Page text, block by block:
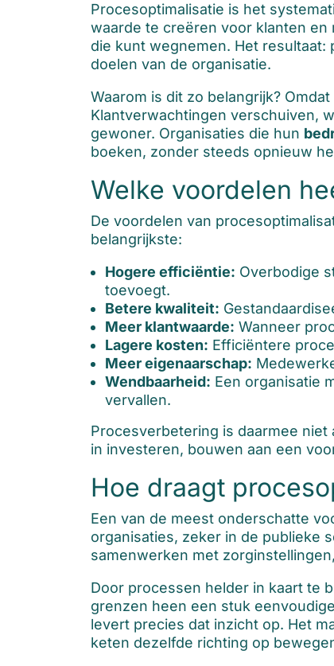
Procesoptimalisatie is het
waarde te creëren voor klanten
die kunt wegnemen. Het
doelen van de organisatie.
Waarom is dit zo belangrijk?
Klantverwachtingen verschuiven,
gewoner. Organisaties die hun
boeken, zonder steeds opnieuw
Welke voordelen
De voordelen van
belangrijkste:
Hogere efficiëntie: Overbodige
toevoegt.
Betere kwaliteit:
Meer klantwaarde: Wanneer
Lagere kosten: Efficiëntere
Meer eigenaarschap:
Wendbaarheid: Een organisatie
vervallen.
Procesverbetering is daarmee
in investeren, bouwen aan een
Hoe draagt
Een van de meest onderschatte
organisaties, zeker in de publieke
samenwerken met
Door processen helder in kaart te
grenzen heen een stuk
levert precies dat inzicht op. Het
keten dezelfde richting op